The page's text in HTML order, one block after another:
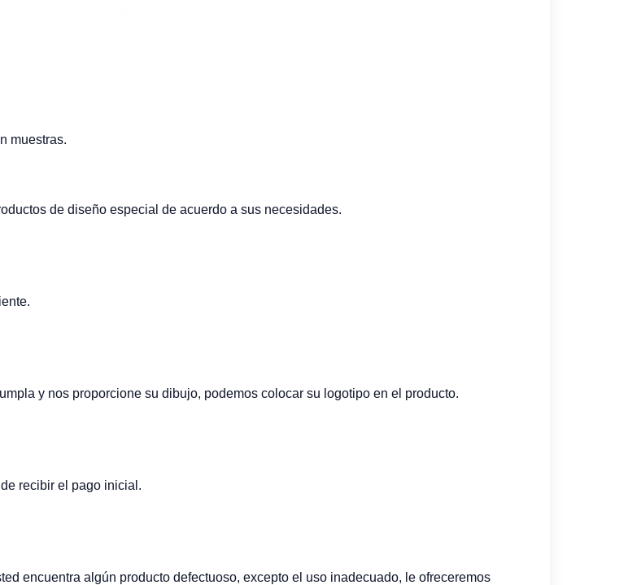
muestras.
de diseño especial de acuerdo a sus necesidades.
y nos proporcione su dibujo, podemos colocar su logotipo en el producto.
recibir el pago inicial.
encuentra algún producto defectuoso, excepto el uso inadecuado, le ofreceremos